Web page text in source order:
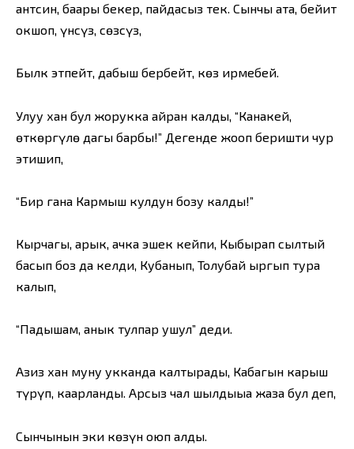
антсин, баары бекер, пайдасыз тек. Сынчы ата, бейит
окшоп, үнсүз, сөзсүз,
Былк этпейт, дабыш бербейт, көз ирмебей.
Улуу хан бул жорукка айран калды, “Канакей,
өткөргүлө дагы барбы!” Дегенде жооп беришти чур
этишип,
“Бир гана Кармыш кулдун бозу калды!”
Кырчаңгы, арык, ачка эшек кейпи, Кыбырап сылтый
басып боз да келди, Кубанып, Толубай ыргып тура
калып,
“Падышам, анык тулпар ушул” деди.
Азиз хан муну укканда калтырады, Кабагын карыш
түрүп, каарланды. Арсыз чал шылдыңыңа жазаң бул деп,
Сынчынын эки көзүн оюп алды.